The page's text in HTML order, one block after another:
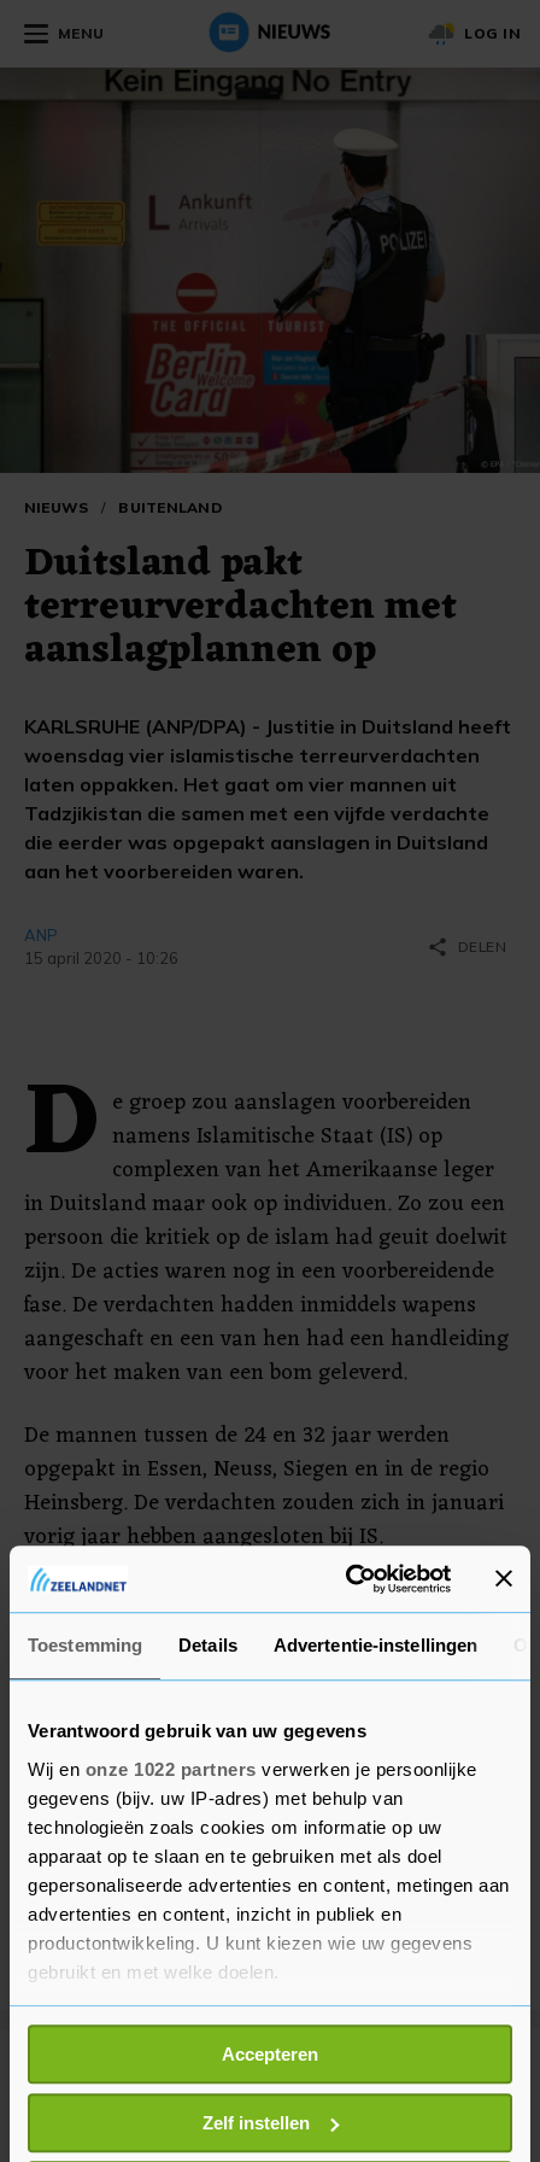
Toestemming Details Advertentie-instellingen
Verantwoord gebruik van uw gegevens
Wij en onze 1022 partners verwerken je persoonlijke
gegevens (bijv. uw IP-adres) met behulp van
technologieën zoals cookies om informatie op uw
apparaat op te slaan en te gebruiken met als doel
gepersonaliseerde advertenties en content, metingen aan
advertenties en content, inzicht in publiek en
productontwikkeling. U kunt kiezen wie uw gegevens
gebruikt en met welke doelen.
Als u het toestaat, willen we ook graag:
Informatie verzamelen over uw geografische
locatie, die tot een paar meter nauwkeurig kan zijn
Uw apparaat identificeren door het actief te
scannen op specifieke eigenschappen (fingerprinting)
Accepteren
Zelf instellen
MENU LOG IN
NIEUWS / BUITENLAND
Duitsland pakt
terreurverdachten met
aanslagplannen op
KARLSRUHE (ANP/DPA) - Justitie in Duitsland heeft
woensdag vier islamistische terreurverdachten
laten oppakken. Het gaat om vier mannen uit
Tadzjikistan die samen met een vijfde verdachte
die eerder was opgepakt aanslagen in Duitsland
aan het voorbereiden waren.
ANP
15 april 2020 - 10:26
share DELEN
D e groep zou aanslagen voorbereiden
namens Islamitische Staat (IS) op
complexen van het Amerikaanse leger
in Duitsland maar ook op individuen. Zo zou een
persoon die kritiek op de islam had geuit doelwit
zijn. De acties waren nog in een voorbereidende
fase. De verdachten hadden inmiddels wapens
aangeschaft en een van hen had een handleiding
voor het maken van een bom geleverd.
De mannen tussen de 24 en 32 jaar werden
opgepakt in Essen, Neuss, Siegen en in de regio
Heinsberg. De verdachten zouden zich in januari
vorig jaar hebben aangesloten bij IS.
Meer uit Buitenland
Speciale radar voor vliegveld